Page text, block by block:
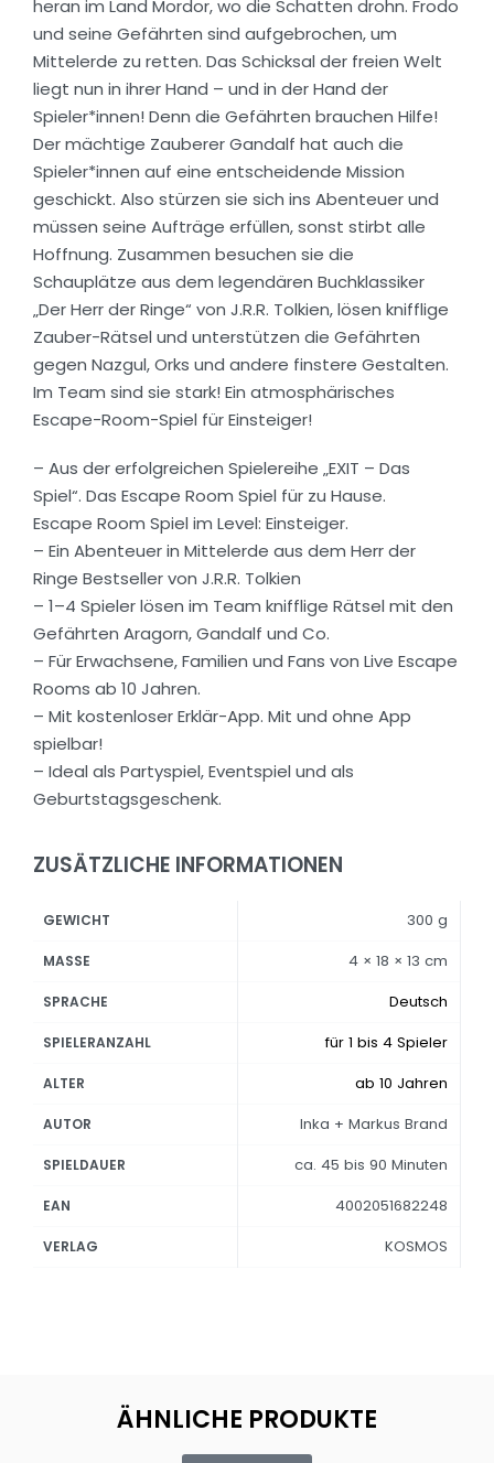
heran im Land Mordor, wo die Schatten drohn. Frodo
und seine Gefährten sind aufgebrochen, um
Mittelerde zu retten. Das Schicksal der freien Welt
liegt nun in ihrer Hand – und in der Hand der
Spieler*innen! Denn die Gefährten brauchen Hilfe!
Der mächtige Zauberer Gandalf hat auch die
Spieler*innen auf eine entscheidende Mission
geschickt. Also stürzen sie sich ins Abenteuer und
müssen seine Aufträge erfüllen, sonst stirbt alle
Hoffnung. Zusammen besuchen sie die
Schauplätze aus dem legendären Buchklassiker
„Der Herr der Ringe“ von J.R.R. Tolkien, lösen knifflige
Zauber-Rätsel und unterstützen die Gefährten
gegen Nazgul, Orks und andere finstere Gestalten.
Im Team sind sie stark! Ein atmosphärisches
Escape-Room-Spiel für Einsteiger!
– Aus der erfolgreichen Spielereihe „EXIT – Das
Spiel“. Das Escape Room Spiel für zu Hause.
Escape Room Spiel im Level: Einsteiger.
– Ein Abenteuer in Mittelerde aus dem Herr der
Ringe Bestseller von J.R.R. Tolkien
– 1–4 Spieler lösen im Team knifflige Rätsel mit den
Gefährten Aragorn, Gandalf und Co.
– Für Erwachsene, Familien und Fans von Live Escape
Rooms ab 10 Jahren.
– Mit kostenloser Erklär-App. Mit und ohne App
spielbar!
– Ideal als Partyspiel, Eventspiel und als
Geburtstagsgeschenk.
ZUSÄTZLICHE INFORMATIONEN
GEWICHT 300 g
MASSE 4 × 18 × 13 cm
SPRACHE Deutsch
SPIELERANZAHL für 1 bis 4 Spieler
ALTER ab 10 Jahren
AUTOR Inka + Markus Brand
SPIELDAUER ca. 45 bis 90 Minuten
EAN 4002051682248
VERLAG KOSMOS
ÄHNLICHE PRODUKTE